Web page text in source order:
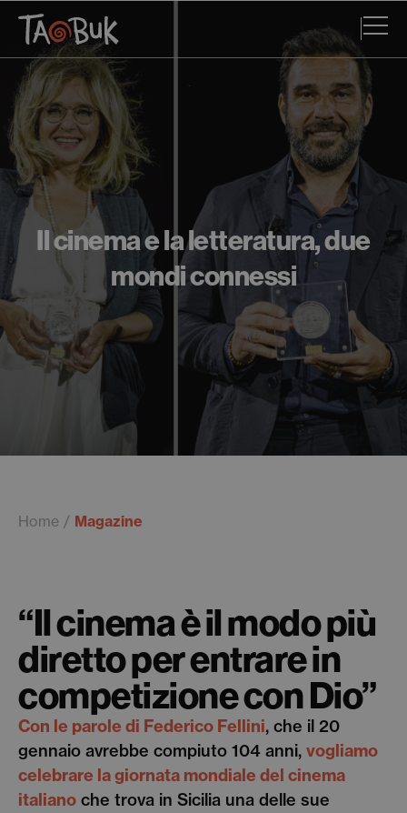
Il cinema e la letteratura, due
mondi connessi
Home Magazine
“Il cinema è il modo più
diretto per entrare in
competizione con Dio”
Con le parole di Federico Fellini, che il 20
gennaio avrebbe compiuto 104 anni, vogliamo
celebrare la giornata mondiale del cinema
italiano che trova in Sicilia una delle sue